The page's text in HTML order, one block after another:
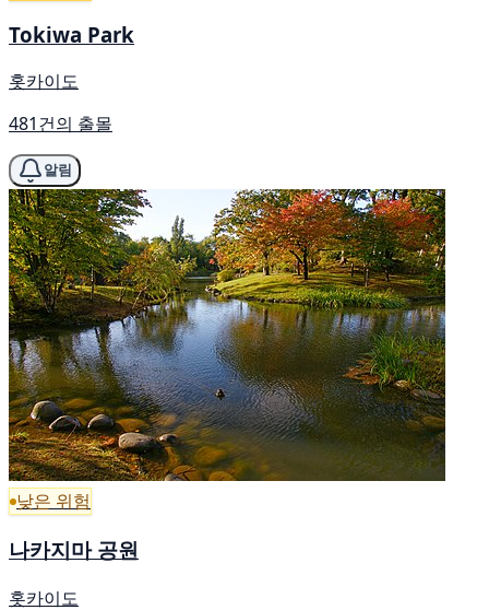
Tokiwa Park
홋카이도
481건의 출몰
알림
낮은 위험
나카지마 공원
홋카이도